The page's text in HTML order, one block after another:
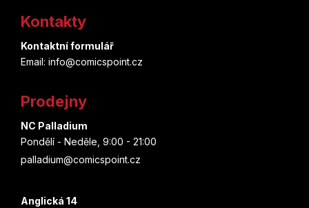
Kontakty
Kontaktní formulář
Email: info@comicspoint.cz
Prodejny
NC Palladium
Pondělí - Neděle, 9:00 - 21:00
palladium@comicspoint.cz
Anglická 14